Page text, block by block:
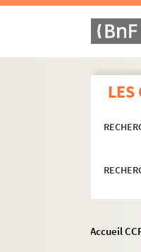
LES
Accueil